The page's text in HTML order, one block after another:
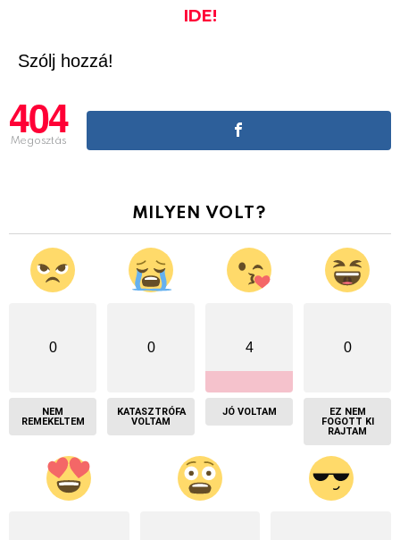
IDE!
Szólj hozzá!
404
Megosztás
MILYEN VOLT?
0
NEM
REMEKELTEM
0
KATASZTRÓFA
VOLTAM
4
JÓ VOLTAM
0
EZ NEM
FOGOTT KI
RAJTAM